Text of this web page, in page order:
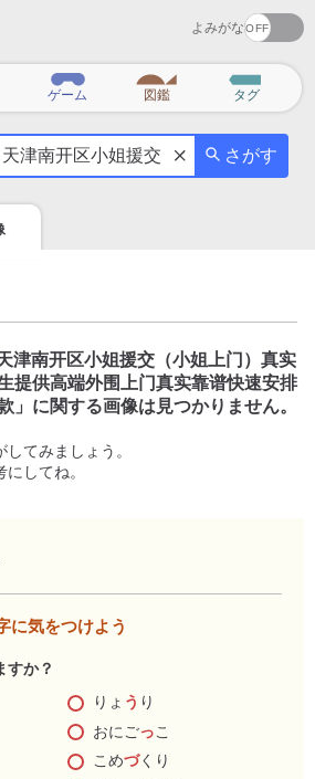
よみがな
ゲーム 図鑑 タグ
さがす
津南开区小姐援交（小姐上门）真实
提供高端外围上门真实靠谱快速安排
」に関する画像は見つかりません。
てみましょう。
にしてね。
に気をつけよう
すか？
りょ う り
おにごっこ
こめづくり